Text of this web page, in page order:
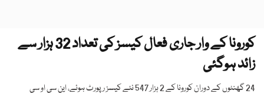
کورونا کے وار جاری فعال کیسز کی تعداد 32 ہزار سے
زائد ہوگئی
24 گھنٹوں کے دوران کورونا کے 2 ہزار 547 نئے کیسز رپورٹ ہوئے، این سی او سی